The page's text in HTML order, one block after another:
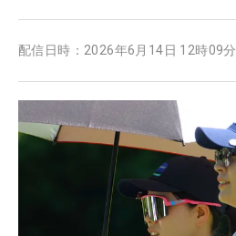
配信日時： 2026年6月14日 12時09分